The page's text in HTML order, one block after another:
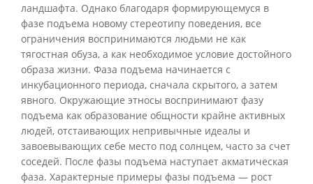
ландшафта. Однако благодаря формирующемуся в
фазе подъема новому стереотипу поведения, все
ограничения воспринимаются людьми не как
тягостная обуза, а как необходимое условие достойного
образа жизни. Фаза подъема начинается с
инкубационного периода, сначала скрытого, а затем
явного. Окружающие этносы воспринимают фазу
подъема как образование общности крайне активных
людей, отстаивающих непривычные идеалы и
завоевывающих себе место под солнцем, часто за счет
соседей. После фазы подъема наступает акматическая
фаза. Характерные примеры фазы подъема — рост